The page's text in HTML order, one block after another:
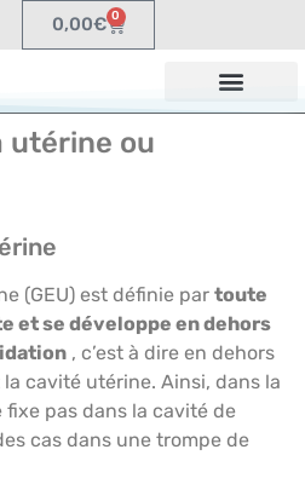
0,00€ 0
utérine ou
(GEU) est définie par toute
et se développe en dehors
, c’est à dire en dehors
cavité utérine. Ainsi, dans la
fixe pas dans la cavité de
cas dans une trompe de